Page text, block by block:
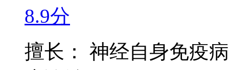
8.9分
擅长： 神经自身免疫